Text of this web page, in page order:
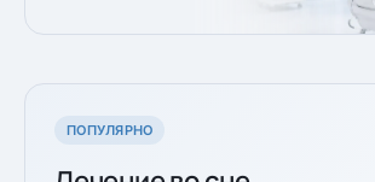
ПОПУЛЯРНО